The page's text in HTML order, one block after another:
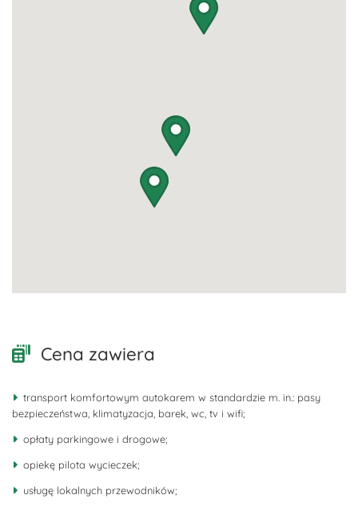
Cena zawiera
transport komfortowym autokarem w standardzie m. in.: pasy
bezpieczeństwa, klimatyzacja, barek, wc, tv i wifi;
opłaty parkingowe i drogowe;
opiekę pilota wycieczek;
usługę lokalnych przewodników;